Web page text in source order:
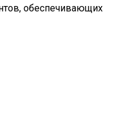
обеспечивающих